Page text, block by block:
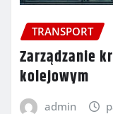
TRANSPORT
Zarządzanie
kolejowym
admin